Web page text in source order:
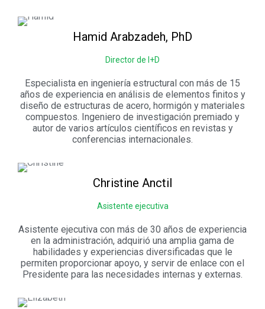
Hamid Arabzadeh, PhD
Director de I+D
Especialista en ingeniería estructural con más de 15
años de experiencia en análisis de elementos finitos y
diseño de estructuras de acero, hormigón y materiales
compuestos. Ingeniero de investigación premiado y
autor de varios artículos científicos en revistas y
conferencias internacionales.
Christine Anctil
Asistente ejecutiva
Asistente ejecutiva con más de 30 años de experiencia
en la administración, adquirió una amplia gama de
habilidades y experiencias diversificadas que le
permiten proporcionar apoyo, y servir de enlace con el
Presidente para las necesidades internas y externas.